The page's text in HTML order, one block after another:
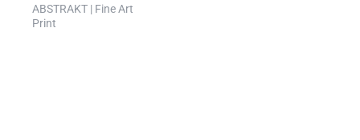
ABSTRAKT | Fine Art
Print